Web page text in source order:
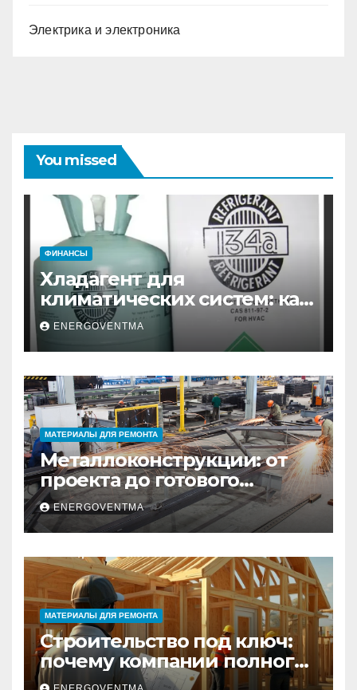
Электрика и электроника
You missed
ФИНАНСЫ
Хладагент для
климатических систем: как
выбрать и купить фреон в
Санкт-Петербурге
ENERGOVENTMA
МАТЕРИАЛЫ ДЛЯ РЕМОНТА
Металлоконструкции: от
проекта до готового
изделия – полный
практический гид
ENERGOVENTMA
МАТЕРИАЛЫ ДЛЯ РЕМОНТА
Строительство под ключ:
почему компании полного
цикла меняют рынок